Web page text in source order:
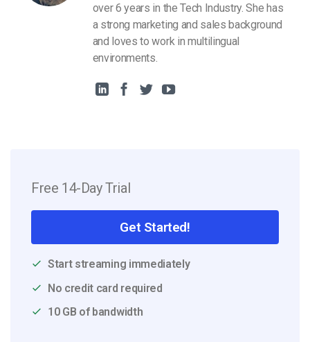
over 6 years in the Tech Industry. She has
a strong marketing and sales background
and loves to work in multilingual
environments.
Free 14-Day Trial
Get Started!
Start streaming immediately
No credit card required
10 GB of bandwidth